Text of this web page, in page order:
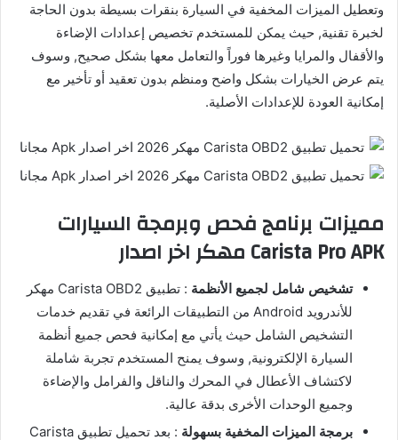
وتعطيل الميزات المخفية في السيارة بنقرات بسيطة بدون الحاجة
لخبرة تقنية, حيث يمكن للمستخدم تخصيص إعدادات الإضاءة
والأقفال والمرايا وغيرها فوراً والتعامل معها بشكل صحيح, وسوف
يتم عرض الخيارات بشكل واضح ومنظم بدون تعقيد أو تأخير مع
إمكانية العودة للإعدادات الأصلية.
مميزات برنامج فحص وبرمجة السيارات
Carista Pro APK مهكر اخر اصدار
تشخيص شامل لجميع الأنظمة
: تطبيق Carista OBD2 مهكر
للأندرويد Android من التطبيقات الرائعة في تقديم خدمات
التشخيص الشامل حيث يأتي مع إمكانية فحص جميع أنظمة
السيارة الإلكترونية, وسوف يمنح المستخدم تجربة شاملة
لاكتشاف الأعطال في المحرك والناقل والفرامل والإضاءة
وجميع الوحدات الأخرى بدقة عالية.
برمجة الميزات المخفية بسهولة
: بعد تحميل تطبيق Carista